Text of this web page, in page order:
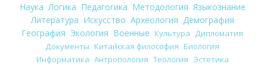
Наука Логика Педагогика Методология Языкознание
Литература Искусство Археология Демография
География Экология Военные Культура
Дипломатия
Документы Китайская философия Биология
Информатика Антропология Теология Эстетика